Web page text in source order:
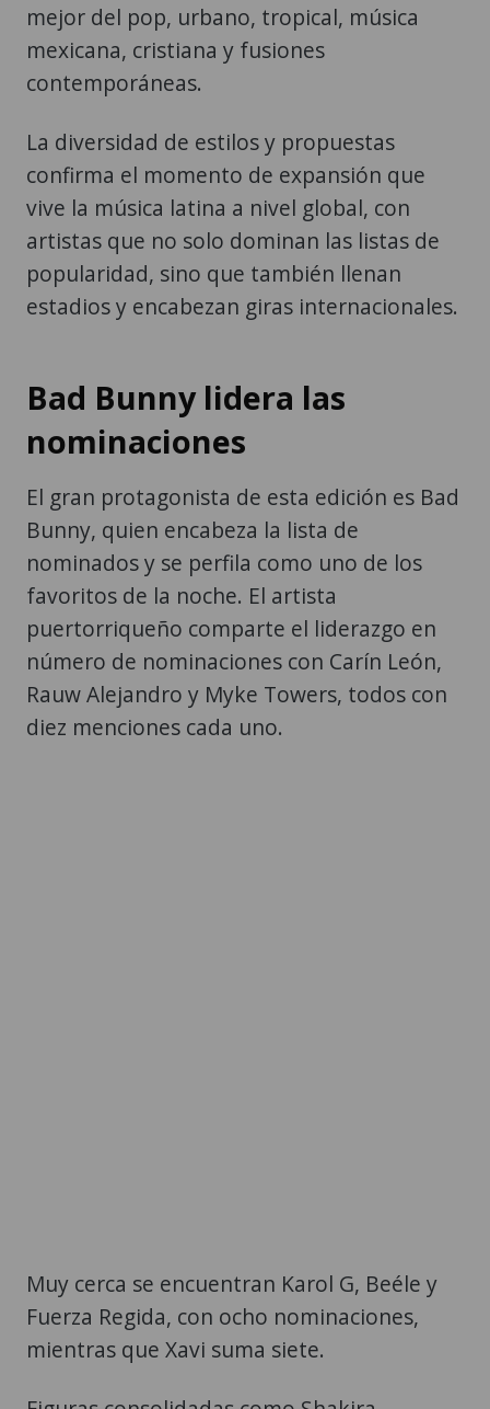
mejor del pop, urbano, tropical, música
mexicana, cristiana y fusiones
contemporáneas.
La diversidad de estilos y propuestas
confirma el momento de expansión que
vive la música latina a nivel global, con
artistas que no solo dominan las listas de
popularidad, sino que también llenan
estadios y encabezan giras internacionales.
Bad Bunny lidera las
nominaciones
El gran protagonista de esta edición es Bad
Bunny, quien encabeza la lista de
nominados y se perfila como uno de los
favoritos de la noche. El artista
puertorriqueño comparte el liderazgo en
número de nominaciones con Carín León,
Rauw Alejandro y Myke Towers, todos con
diez menciones cada uno.
Muy cerca se encuentran Karol G, Beéle y
Fuerza Regida, con ocho nominaciones,
mientras que Xavi suma siete.